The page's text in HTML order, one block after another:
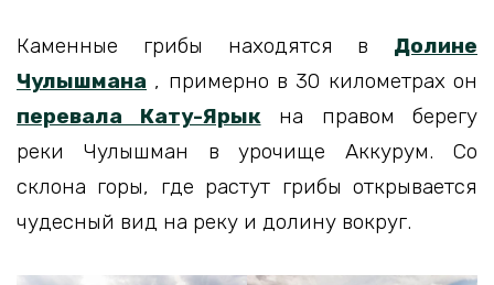
Каменные грибы находятся в Долине
Чулышмана , примерно в 30 километрах он
перевала Кату-Ярык на правом берегу
реки Чулышман в урочище Аккурум. Со
склона горы, где растут грибы открывается
чудесный вид на реку и долину вокруг.